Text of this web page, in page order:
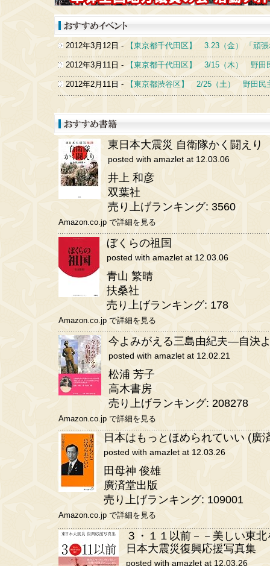
東日本大震災 自衛隊かく闘えり
posted with amazlet at 12.03.06
井上 和彦
双葉社
売り上げランキング: 3560
Amazon.co.jp で詳細を見る
ぼくらの祖国
posted with amazlet at 12.03.06
青山 繁晴
扶桑社
売り上げランキング: 178
Amazon.co.jp で詳細を見る
今よみがえる三島由紀夫―自決
posted with amazlet at 12.02.21
松浦 芳子
高木書房
売り上げランキング: 208278
Amazon.co.jp で詳細を見る
日本はもっとほめられていい (廣
posted with amazlet at 12.03.26
田母神 俊雄
廣済堂出版
売り上げランキング: 109001
Amazon.co.jp で詳細を見る
３・１１以前－－美しい東
日本大震災復興応援写真集
posted with amazlet at 12.03.26